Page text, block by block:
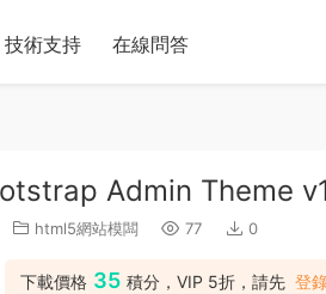
技術支持 在線問答
Admin Theme
html5網站模闆 77 0
下載價格 35 積分，VIP 5折，請先 登